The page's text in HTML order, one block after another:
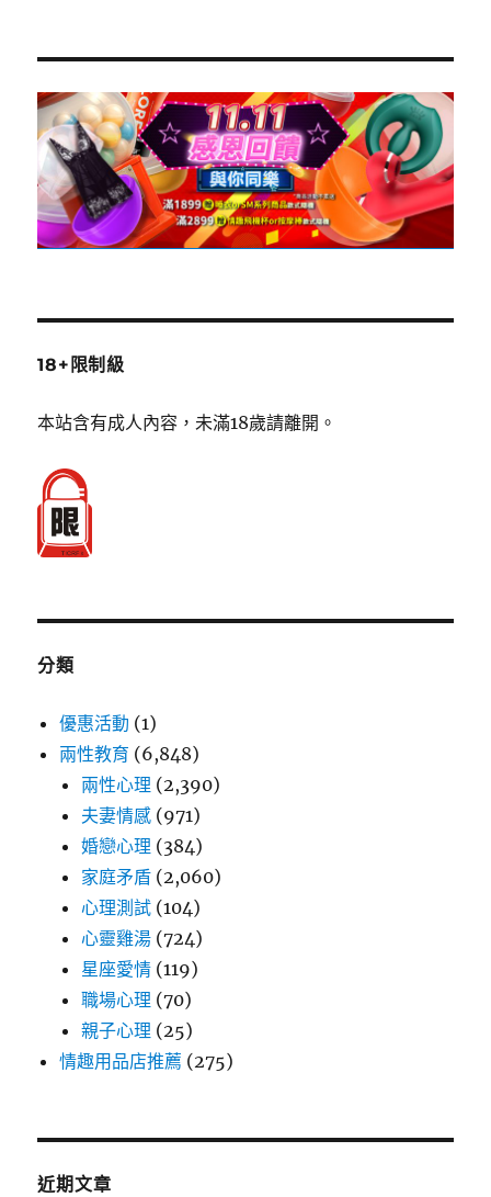
章:
18+限制級
本站含有成人內容，未滿18歲請離開。
分類
優惠活動 (1)
兩性教育 (6,848)
兩性心理 (2,390)
夫妻情感 (971)
婚戀心理 (384)
家庭矛盾 (2,060)
心理測試 (104)
心靈雞湯 (724)
星座愛情 (119)
職場心理 (70)
親子心理 (25)
情趣用品店推薦 (275)
近期文章